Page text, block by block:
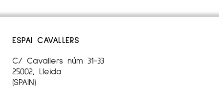
V Exposició Dones en Complicitat. Fundació
International dArt sobre paper Fundació
Barcelona Olímpìca
ESPAI CAVALLERS
C/ Cavallers núm 31-33
25002, Lleida
(SPAIN)